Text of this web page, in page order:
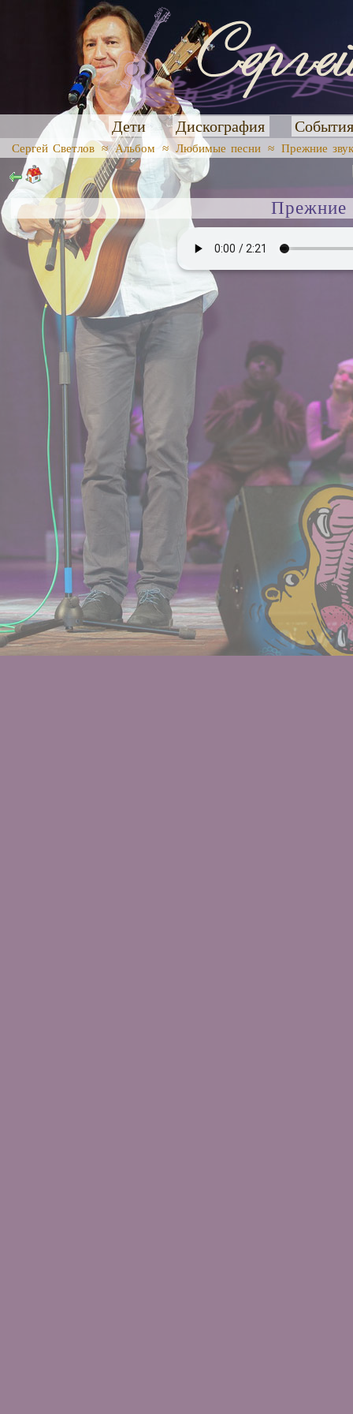
Дети Дискография
Сергей Светлов ≈Альбом ≈ Любимые песни ≈ Прежние
Прежние